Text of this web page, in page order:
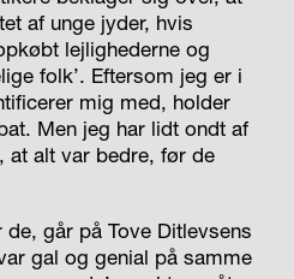
af unge jyder, hvis
lejlighederne og
folk’. Eftersom jeg er i
mig med, holder
Men jeg har lidt ondt af
at alt var bedre, før de
går på Tove Ditlevsens
gal og genial på samme